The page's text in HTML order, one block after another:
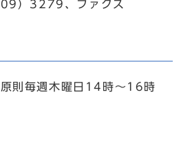
）3279、ファクス
則毎週木曜日14時～16時